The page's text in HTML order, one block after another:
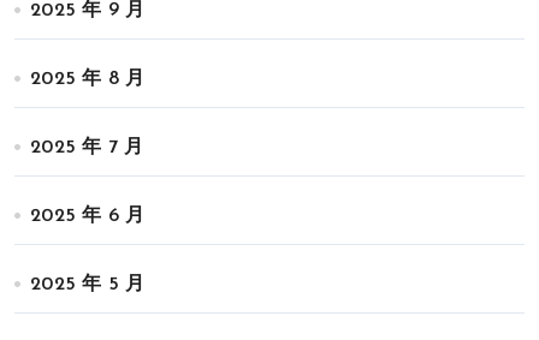
2025 年 9 月
2025 年 8 月
2025 年 7 月
2025 年 6 月
2025 年 5 月